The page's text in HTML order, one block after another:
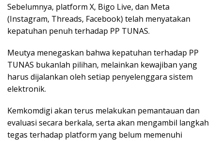
Sebelumnya, platform X, Bigo Live, dan Meta
(Instagram, Threads, Facebook) telah menyatakan
kepatuhan penuh terhadap PP TUNAS.
Meutya menegaskan bahwa kepatuhan terhadap PP
TUNAS bukanlah pilihan, melainkan kewajiban yang
harus dijalankan oleh setiap penyelenggara sistem
elektronik.
Kemkomdigi akan terus melakukan pemantauan dan
evaluasi secara berkala, serta akan mengambil langkah
tegas terhadap platform yang belum memenuhi